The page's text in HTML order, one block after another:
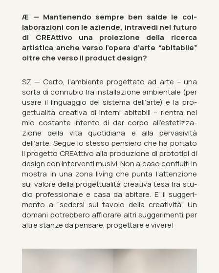
Æ — Manten­endo sempre ben salde le col­
laborazioni con le aziende, in­travedi nel fu­turo
di CRE­At­tivo una proiezione della ricerca
artist­ica anche verso l’opera d’arte “abit­abile”
oltre che verso il product design?
SZ — Certo, l’am­bi­ente pro­gettato ad arte – una
sorta di con­nu­bio fra in­stall­azione am­bi­entale (per
usare il lin­guag­gio del sis­tema dell’arte) e la pro­
gettu­alità cre­ativa di in­terni abit­ab­ili – ri­en­tra nel
mio cost­ante in­tento di dar corpo all’es­tetizza­
zione della vita quo­tidi­ana e alla per­vas­ività
dell’arte. Segue lo stesso pen­siero che ha portato
il pro­getto CRE­At­tivo alla produzione di pro­to­tipi di
design con in­ter­venti mus­ivi. Non a caso con­fluiti in
mostra in una zona liv­ing che punta l’at­ten­zione
sul valore della pro­gettu­alità cre­ativa tesa fra stu­
dio pro­fes­sionale e casa da abit­are. E’ il sug­ger­i­
mento a “sedersi sul ta­volo della cre­atività”. Un
domani po­trebbero af­fi­or­are altri sug­ger­i­menti per
altre stanze da pensare, pro­gettare e vivere!